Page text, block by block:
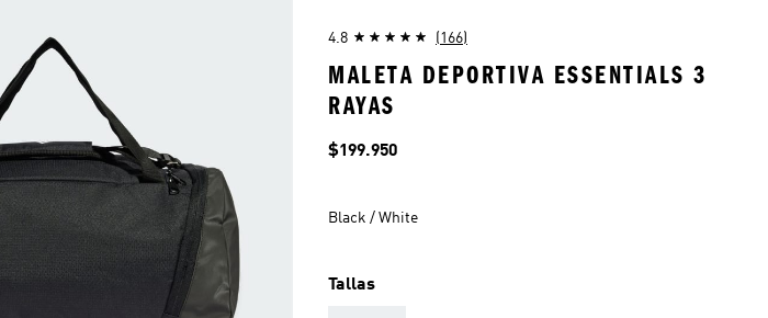
4.8 (166)
MALETA DEPORTIVA ESSENTIALS 3
RAYAS
Precio
$199.950
Black / White
Tallas